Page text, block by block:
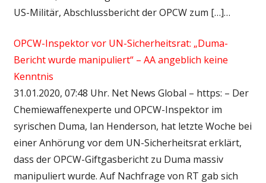
US-Militär, Abschlussbericht der OPCW zum […]…
OPCW-Inspektor vor UN-Sicherheitsrat: „Duma-
Bericht wurde manipuliert“ – AA angeblich keine
Kenntnis
31.01.2020, 07:48 Uhr. Net News Global – https: – Der
Chemiewaffenexperte und OPCW-Inspektor im
syrischen Duma, Ian Henderson, hat letzte Woche bei
einer Anhörung vor dem UN-Sicherheitsrat erklärt,
dass der OPCW-Giftgasbericht zu Duma massiv
manipuliert wurde. Auf Nachfrage von RT gab sich